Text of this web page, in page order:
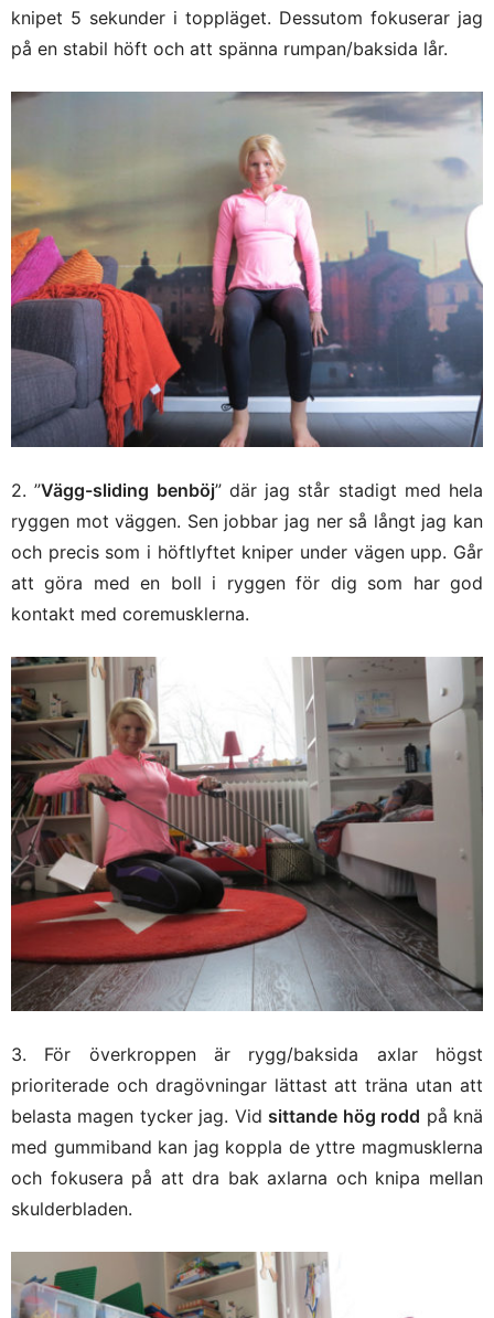
knipet 5 sekunder i toppläget. Dessutom fokuserar jag
på en stabil höft och att spänna rumpan/baksida lår.
2. ”Vägg-sliding benböj” där jag står stadigt med hela
ryggen mot väggen. Sen jobbar jag ner så långt jag kan
och precis som i höftlyftet kniper under vägen upp. Går
att göra med en boll i ryggen för dig som har god
kontakt med coremusklerna.
3. För överkroppen är rygg/baksida axlar högst
prioriterade och dragövningar lättast att träna utan att
belasta magen tycker jag. Vidsittande hög rodd på knä
med gummiband kan jag koppla de yttre magmusklerna
och fokusera på att dra bak axlarna och knipa mellan
skulderbladen.